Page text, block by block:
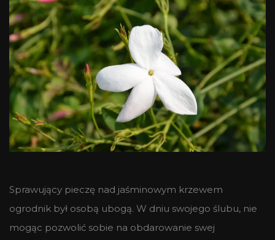
Sprawujący pieczę nad jaśminowym krzewem
ogrodnik był osobą ubogą. W dniu swojego ślubu, nie
mogąc pozwolić sobie na obdarowanie swej